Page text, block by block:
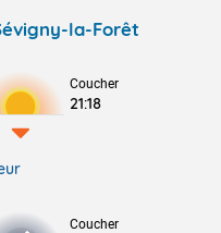
la-Forêt
Coucher
21:18
Coucher